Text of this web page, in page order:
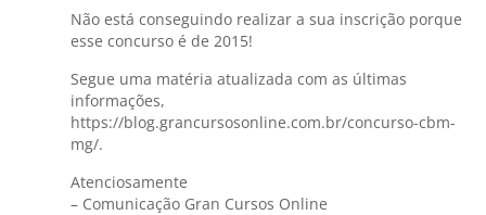
Não está conseguindo realizar a sua inscrição porque
esse concurso é de 2015!
Segue uma matéria atualizada com as últimas
informações,
https://blog.grancursosonline.com.br/concurso-cbm-
mg/.
Atenciosamente
– Comunicação Gran Cursos Online